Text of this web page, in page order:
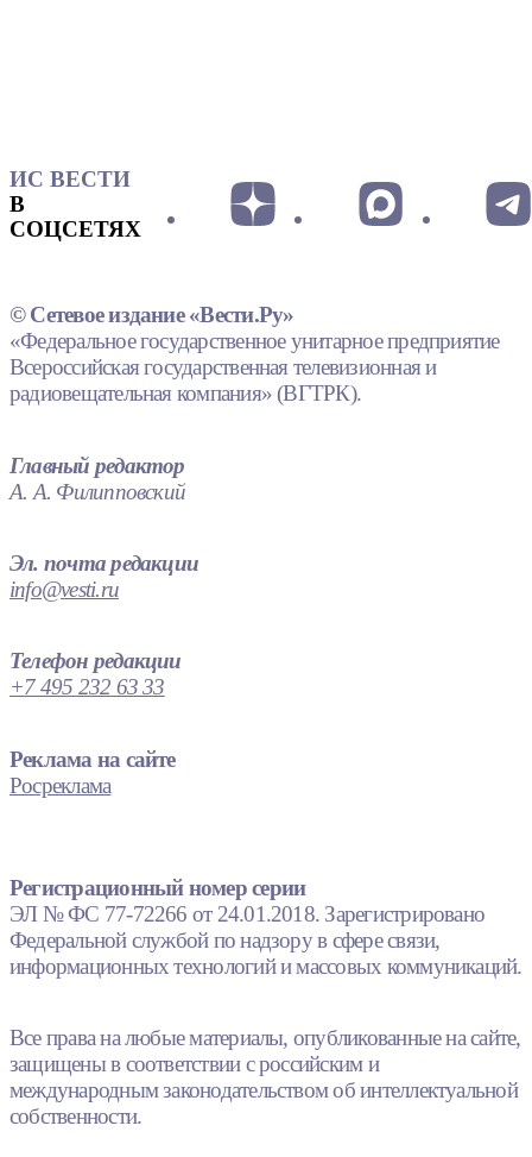
ИС ВЕСТИ
В
СОЦСЕТЯХ
© Сетевое издание «Вести.Ру»
«Федеральное государственное унитарное предприятие
Всероссийская государственная телевизионная и
радиовещательная компания» (ВГТРК).
Главный редактор
А. А. Филипповский
Эл. почта редакции
info@vesti.ru
Телефон редакции
+7 495 232 63 33
Реклама на сайте
Росреклама
Регистрационный номер серии
ЭЛ № ФС 77-72266 от 24.01.2018. Зарегистрировано
Федеральной службой по надзору в сфере связи,
информационных технологий и массовых коммуникаций.
Все права на любые материалы, опубликованные на сайте,
защищены в соответствии с российским и
международным законодательством об интеллектуальной
собственности.